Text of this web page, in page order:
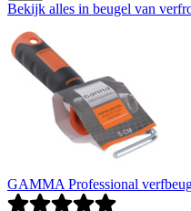
Bekijk alles in beugel van
GAMMA Professional